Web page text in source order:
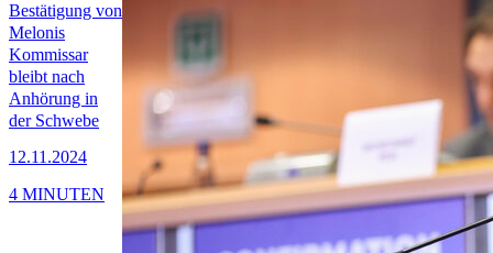
Bestätigung von
Melonis
Kommissar
bleibt nach
Anhörung in
der Schwebe
12.11.2024
4 MINUTEN